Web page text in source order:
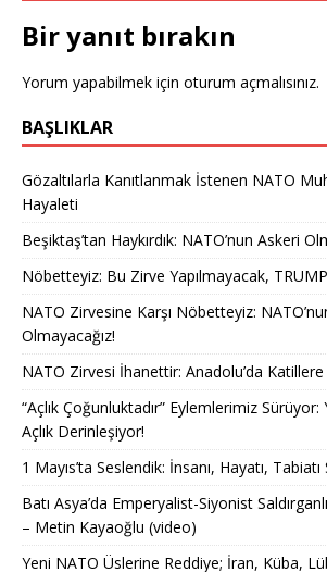
Bir yanıt bırakın
Yorum yapabilmek için oturum açmalısınız.
BAŞLIKLAR
Gözaltılarla Kanıtlanmak İstenen NATO
Hayaleti
Beşiktaş’tan Haykırdık: NATO’nun Askeri
Nöbetteyiz: Bu Zirve Yapılmayacak,
NATO Zirvesine Karşı Nöbetteyiz:
Olmayacağız!
NATO Zirvesi İhanettir: Anadolu’da Katillere
“Açlık Çoğunluktadır” Eylemlerimiz
Açlık Derinleşiyor!
1 Mayıs’ta Seslendik: İnsanı, Hayatı, Tabiatı
Batı Asya’da Emperyalist-Siyonist
– Metin Kayaoğlu (video)
Yeni NATO Üslerine Reddiye; İran, Küba,